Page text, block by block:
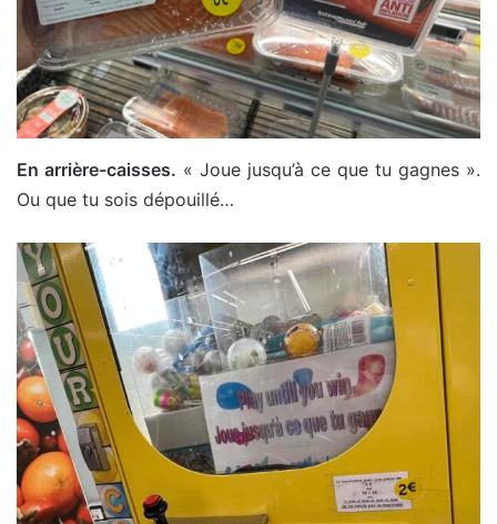
En arrière-caisses. « Joue jusqu’à ce que tu gagnes ».
Ou que tu sois dépouillé…